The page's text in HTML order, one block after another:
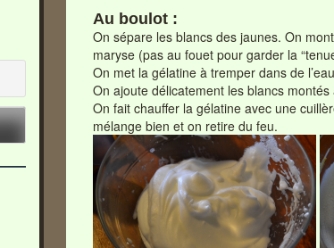
Au boulot :
On sépare les blancs des jaunes. On
maryse (pas au fouet pour garder la
On met la gélatine à tremper dans de
On ajoute délicatement les blancs
On fait chauffer la gélatine avec une
mélange bien et on retire du feu.